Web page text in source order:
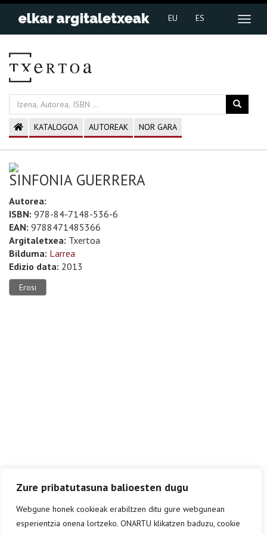
Zure pribatutasuna balioesten dugu
Webgune honek cookieak erabiltzen ditu gure webgunean
esperientzia onena lortzeko. ONARTU klikatzen baduzu, cookie
EU ES
KATALOGOA AUTOREAK NOR GARA
SINFONIA GUERRERA
Autorea:
ISBN: 978-84-7148-536-6
EAN: 9788471485366
Argitaletxea: Txertoa
Bilduma: Larrea
Edizio data: 2013
Erosi